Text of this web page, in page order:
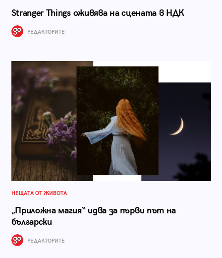
Stranger Things оживява на сцената в НДК
РЕДАКТОРИТЕ
НЕЩАТА ОТ ЖИВОТА
„Приложна магия“ идва за първи път на
български
РЕДАКТОРИТЕ